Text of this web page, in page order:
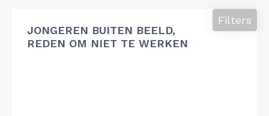
JONGEREN BUITEN BEELD,
REDEN OM NIET TE WERKEN
Filters